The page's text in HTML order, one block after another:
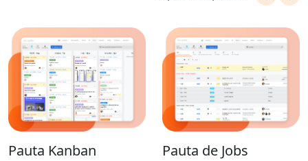
Pauta Kanban Pauta de Jobs